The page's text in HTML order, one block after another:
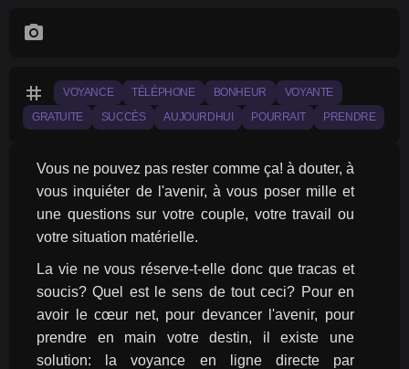
photo_camera
tag VOYANCE TÉLÉPHONE BONHEUR VOYANTE
GRATUITE SUCCÈS AUJOURDHUI POURRAIT PRENDRE
Vous ne pouvez pas rester comme ça! à douter, à
vous inquiéter de l'avenir, à vous poser mille et
une questions sur votre couple, votre travail ou
votre situation matérielle.
La vie ne vous réserve-t-elle donc que tracas et
soucis? Quel est le sens de tout ceci? Pour en
avoir le cœur net, pour devancer l'avenir, pour
prendre en main votre destin, il existe une
solution: la voyance en ligne directe par